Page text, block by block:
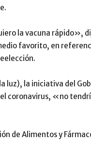
la vacuna rápido»,
favorito, en
la iniciativa del
coronavirus, «no
de Alimentos y